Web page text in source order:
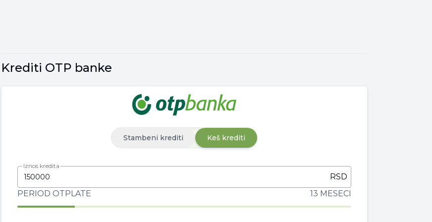
Krediti OTP banke
Stambeni krediti Keš krediti
RSD
Iznos kredita
PERIOD OTPLATE 13 MESECI